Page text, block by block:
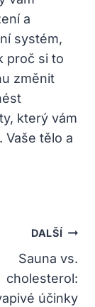
a
systém,
proč si to
změnit
který vám
tělo a
DALŠÍ
Sauna vs.
cholesterol:
účinky